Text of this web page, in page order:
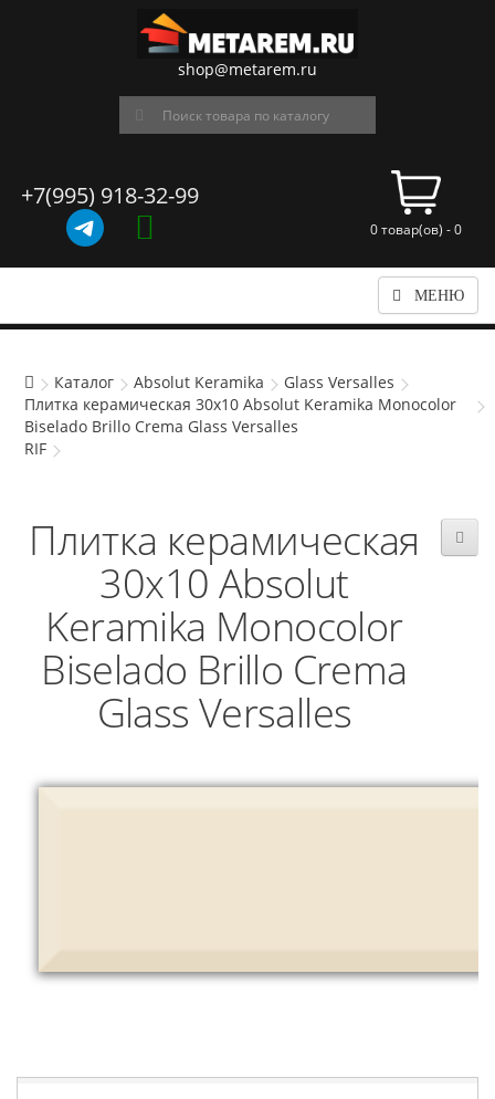
shop@metarem.ru
+7(995) 918-32-99
0 товар(ов) - 0
МЕНЮ
Каталог Absolut Keramika
Glass Versalles
Плитка керамическая 30x10 Absolut Keramika Monocolor
Biselado Brillo Crema Glass Versalles
RIF
Плитка керамическая
30x10 Absolut
Keramika Monocolor
Biselado Brillo Crema
Glass Versalles